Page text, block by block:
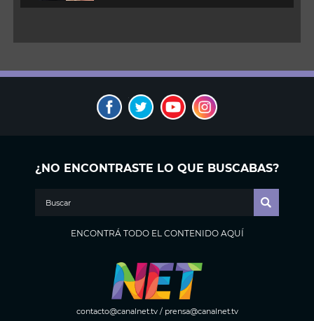
¿NO ENCONTRASTE LO QUE BUSCABAS?
ENCONTRÁ TODO EL CONTENIDO AQUÍ
contacto@canalnet.tv/ prensa@canalnet.tv